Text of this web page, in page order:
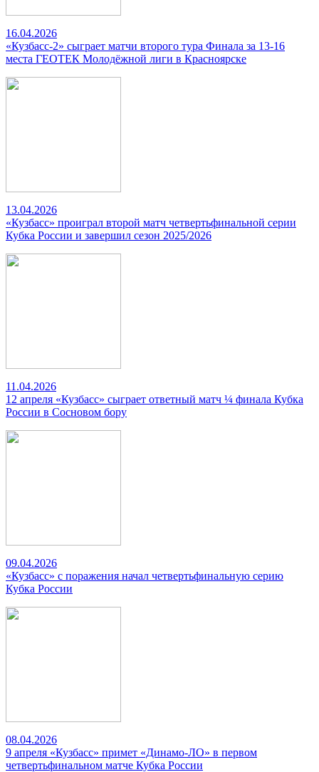
16.04.2026
«Кузбасс-2» сыграет матчи второго тура Финала за 13-16
места ГЕОТЕК Молодёжной лиги в Красноярске
13.04.2026
«Кузбасс» проиграл второй матч четвертьфинальной серии
Кубка России и завершил сезон 2025/2026
11.04.2026
12 апреля «Кузбасс» сыграет ответный матч ¼ финала Кубка
России в Сосновом бору
09.04.2026
«Кузбасс» с поражения начал четвертьфинальную серию
Кубка России
08.04.2026
9 апреля «Кузбасс» примет «Динамо-ЛО» в первом
четвертьфинальном матче Кубка России